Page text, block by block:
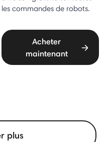
les commandes de robots.
Acheter
maintenant
plus